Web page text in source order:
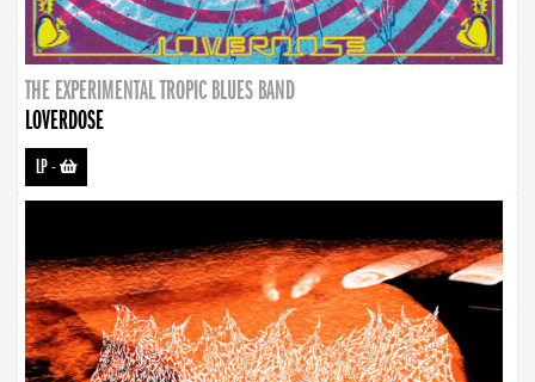
THE EXPERIMENTAL TROPIC BLUES BAND
LOVERDOSE
LP-